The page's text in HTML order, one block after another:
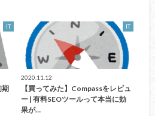
IT
期
IT
2020.11.12
【買ってみた】Compassをレビュ
ー | 有料SEOツールって本当に効
果が…